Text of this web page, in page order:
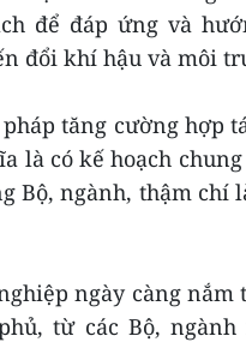
để đáp ứng và
đổi khí hậu và môi
tăng cường hợp
là có kế hoạch
Bộ, ngành, thậm chí
ngày càng
từ các Bộ, ngành